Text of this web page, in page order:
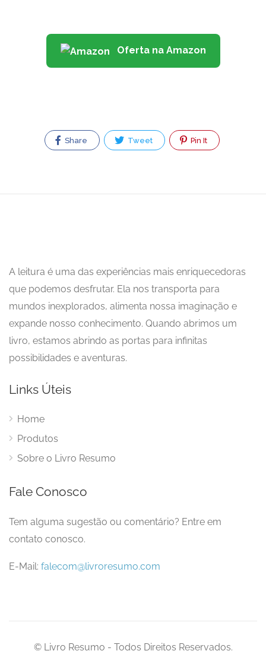
Oferta na Amazon
Share Tweet Pin It
A leitura é uma das experiências mais enriquecedoras
que podemos desfrutar. Ela nos transporta para
mundos inexplorados, alimenta nossa imaginação e
expande nosso conhecimento. Quando abrimos um
livro, estamos abrindo as portas para infinitas
possibilidades e aventuras.
Links Úteis
Home
Produtos
Sobre o Livro Resumo
Fale Conosco
Tem alguma sugestão ou comentário? Entre em
contato conosco.
E-Mail: falecom@livroresumo.com
© Livro Resumo - Todos Direitos Reservados.